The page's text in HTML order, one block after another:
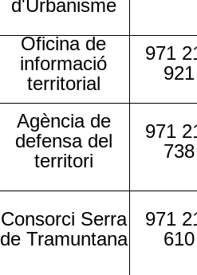
d'Urbanisme
Oficina de
informació
territorial
971
921
Agència de
defensa del
territori
971
738
Consorci Serra
de Tramuntana
971
610